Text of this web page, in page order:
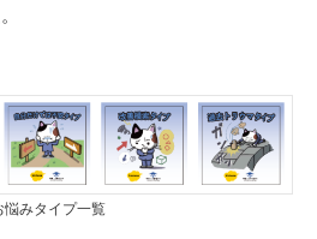
悩みタイプ一覧